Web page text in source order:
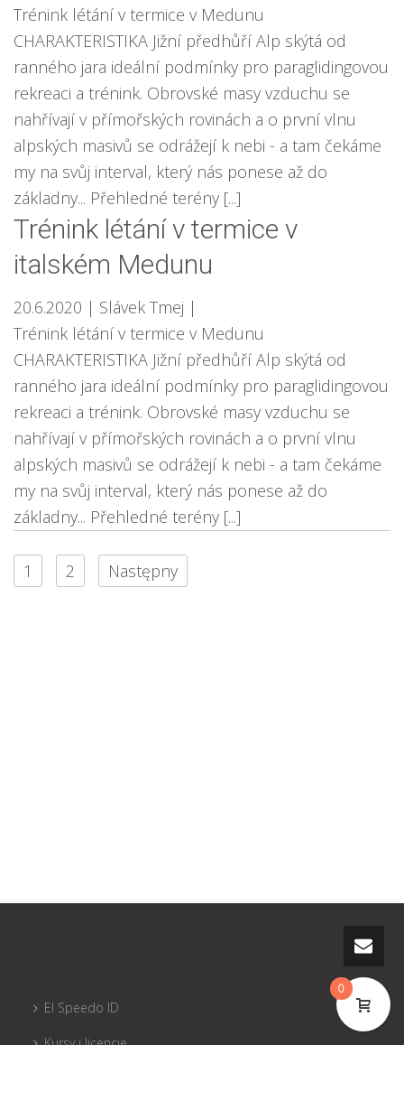
Trénink létání v termice v Medunu
CHARAKTERISTIKA Jižní předhůří Alp skýtá od
ranného jara ideální podmínky pro paraglidingovou
rekreaci a trénink. Obrovské masy vzduchu se
nahřívají v přímořských rovinách a o první vlnu
alpských masivů se odrážejí k nebi - a tam čekáme
my na svůj interval, který nás ponese až do
základny... Přehledné terény [...]
Trénink létání v termice v
italském Medunu
20.6.2020 | Slávek Tmej |
Trénink létání v termice v Medunu
CHARAKTERISTIKA Jižní předhůří Alp skýtá od
ranného jara ideální podmínky pro paraglidingovou
rekreaci a trénink. Obrovské masy vzduchu se
nahřívají v přímořských rovinách a o první vlnu
alpských masivů se odrážejí k nebi - a tam čekáme
my na svůj interval, který nás ponese až do
základny... Přehledné terény [...]
1 2 Następny
El Speedo ID
Kursy i licencje
0